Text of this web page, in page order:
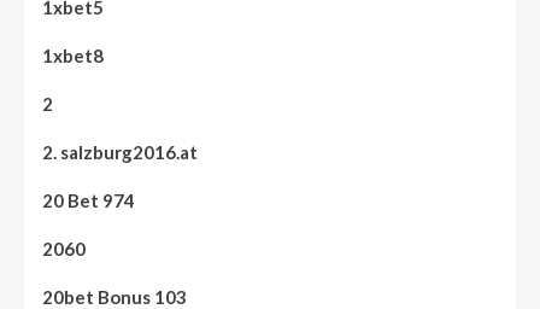
1xbet5
1xbet8
2
2. salzburg2016.at
20 Bet 974
2060
20bet Bonus 103